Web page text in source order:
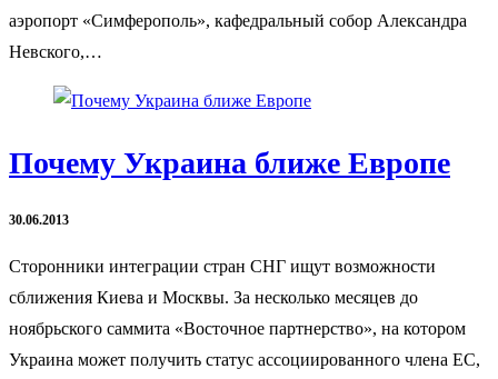
аэропорт «Симферополь», кафедральный собор Александра
Невского,…
Почему Украина ближе Европе
30.06.2013
Сторонники интеграции стран СНГ ищут возможности
сближения Киева и Москвы. За несколько месяцев до
ноябрьского саммита «Восточное партнерство», на котором
Украина может получить статус ассоциированного члена ЕС,